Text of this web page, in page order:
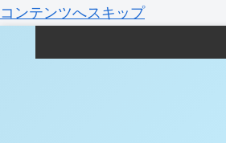
コンテンツへスキップ